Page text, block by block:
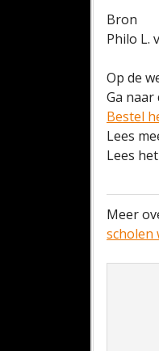
Bron
Philo L.
Op de
Ga naar
Bestel
Lees
Lees
Meer
scholen